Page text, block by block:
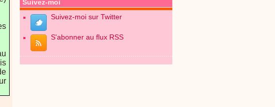
Suivez-moi
Suivez-moi sur Twitter
S'abonner au flux RSS